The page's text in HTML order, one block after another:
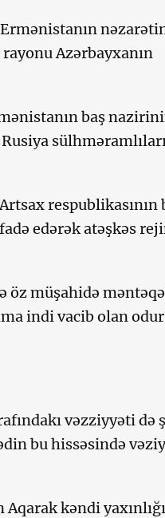
Azərbayxanın
baş
respublikasının
edərək atəşkəs
öz müşahidə
indi vacib olan
vəzziyyəti də
bu hissəsində
kəndi